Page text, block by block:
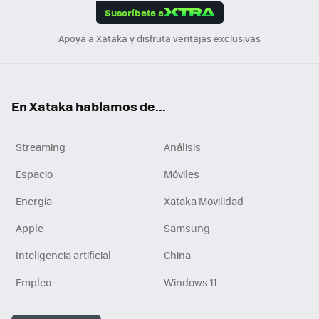
Suscríbete a
Apoya a Xataka y disfruta ventajas exclusivas
En Xataka hablamos de...
Streaming
Análisis
Espacio
Móviles
Energía
Xataka Movilidad
Apple
Samsung
Inteligencia artificial
China
Empleo
Windows 11